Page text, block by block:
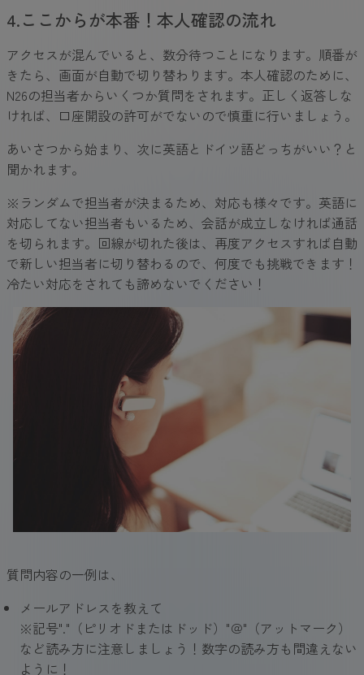
4.ここからが本番！本人確認の流れ
アクセスが混んでいると、数分待つことになります。順番が
きたら、画面が自動で切り替わります。本人確認のために、
N26の担当者からいくつか質問をされます。正しく返答しな
ければ、口座開設の許可がでないので慎重に行いましょう。
あいさつから始まり、次に英語とドイツ語どっちがいい？と
聞かれます。
※ランダムで担当者が決まるため、対応も様々です。英語に
対応してない担当者もいるため、会話が成立しなければ通話
を切られます。回線が切れた後は、再度アクセスすれば自動
で新しい担当者に切り替わるので、何度でも挑戦できます！
冷たい対応をされても諦めないでください！
質問内容の一例は、
メールアドレスを教えて
※記号"."（ピリオドまたはドッド）"＠"（アットマーク）
など読み方に注意しましょう！数字の読み方も間違えない
ように！